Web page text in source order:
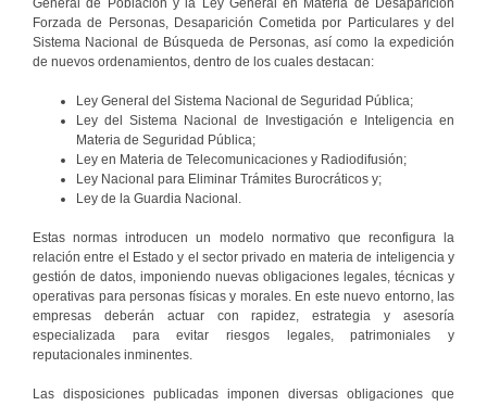
General de Población y la Ley General en Materia de Desaparición
Forzada de Personas, Desaparición Cometida por Particulares y del
Sistema Nacional de Búsqueda de Personas, así como la expedición
de nuevos ordenamientos, dentro de los cuales destacan:
Ley General del Sistema Nacional de Seguridad Pública;
Ley del Sistema Nacional de Investigación e Inteligencia en
Materia de Seguridad Pública;
Ley en Materia de Telecomunicaciones y Radiodifusión;
Ley Nacional para Eliminar Trámites Burocráticos y;
Ley de la Guardia Nacional.
Estas normas introducen un modelo normativo que reconfigura la
relación entre el Estado y el sector privado en materia de inteligencia y
gestión de datos, imponiendo nuevas obligaciones legales, técnicas y
operativas para personas físicas y morales. En este nuevo entorno, las
empresas deberán actuar con rapidez, estrategia y asesoría
especializada para evitar riesgos legales, patrimoniales y
reputacionales inminentes.
Las disposiciones publicadas imponen diversas obligaciones que